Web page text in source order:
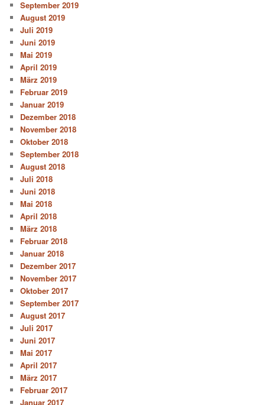
September 2019
August 2019
Juli 2019
Juni 2019
Mai 2019
April 2019
März 2019
Februar 2019
Januar 2019
Dezember 2018
November 2018
Oktober 2018
September 2018
August 2018
Juli 2018
Juni 2018
Mai 2018
April 2018
März 2018
Februar 2018
Januar 2018
Dezember 2017
November 2017
Oktober 2017
September 2017
August 2017
Juli 2017
Juni 2017
Mai 2017
April 2017
März 2017
Februar 2017
Januar 2017